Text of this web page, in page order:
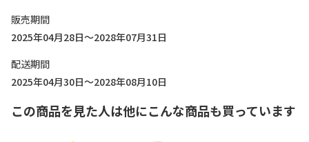
販売期間
2025年04月28日～2028年07月31日
配送期間
2025年04月30日～2028年08月10日
この商品を見た人は他にこんな商品も買っています